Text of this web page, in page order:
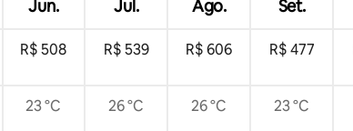
Jun. Jul. Ago. Set.
R$ 508 R$ 539 R$ 606 R$ 477
23 °C 26 °C 26 °C 23 °C